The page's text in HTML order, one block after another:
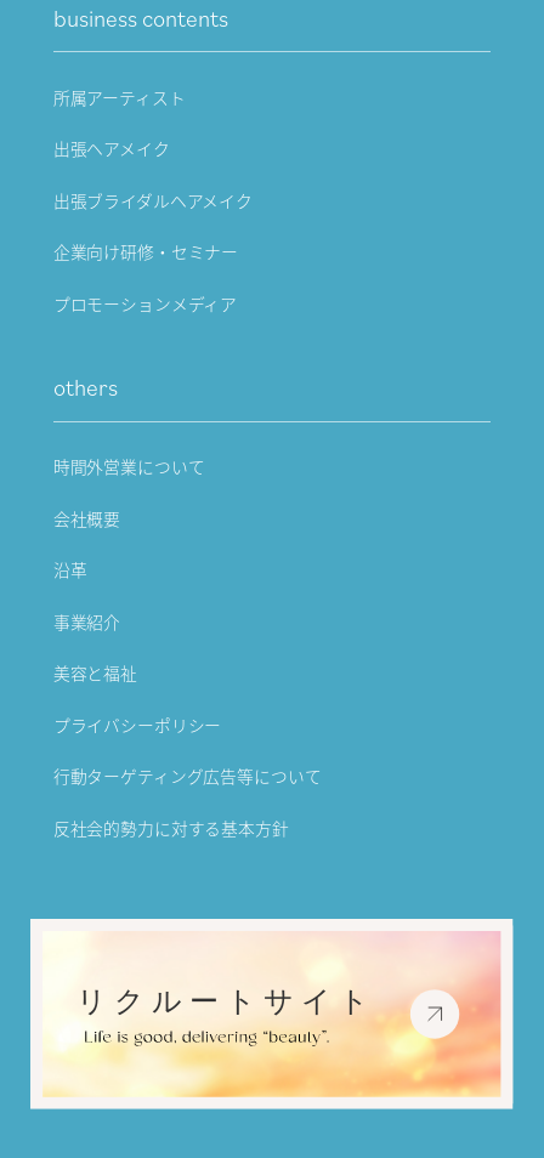
business contents
所属アーティスト
出張ヘアメイク
出張ブライダルヘアメイク
企業向け研修・セミナー
プロモーションメディア
others
時間外営業について
会社概要
沿革
事業紹介
美容と福祉
プライバシーポリシー
行動ターゲティング広告等について
反社会的勢力に対する基本方針